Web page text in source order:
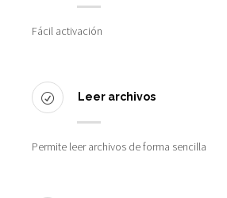
Fácil activación
Leer archivos
Permite leer archivos de forma sencilla